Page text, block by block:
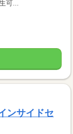
可...
ンサイドセ